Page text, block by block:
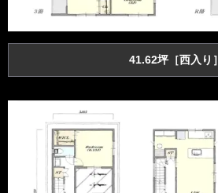
41.62坪［西入り］